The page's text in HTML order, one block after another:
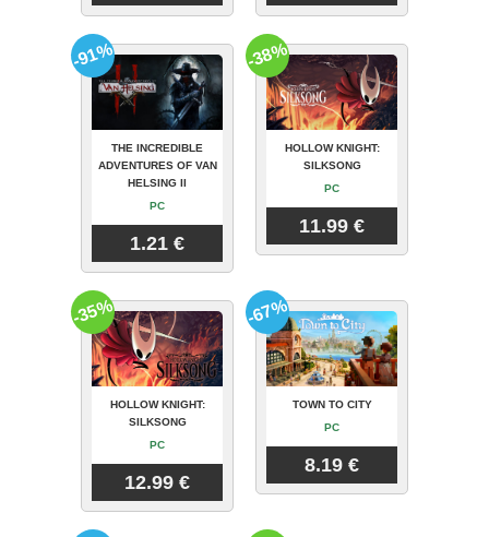
THE INCREDIBLE
ADVENTURES OF VAN
HELSING II
PC
1.21 €
-91%
HOLLOW KNIGHT:
SILKSONG
PC
11.99 €
-38%
HOLLOW KNIGHT:
SILKSONG
PC
12.99 €
-35%
TOWN TO CITY
PC
8.19 €
-67%